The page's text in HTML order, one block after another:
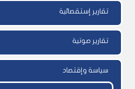
تقارير إستقصائية
تقارير صوتية
سياسة وإقتصاد